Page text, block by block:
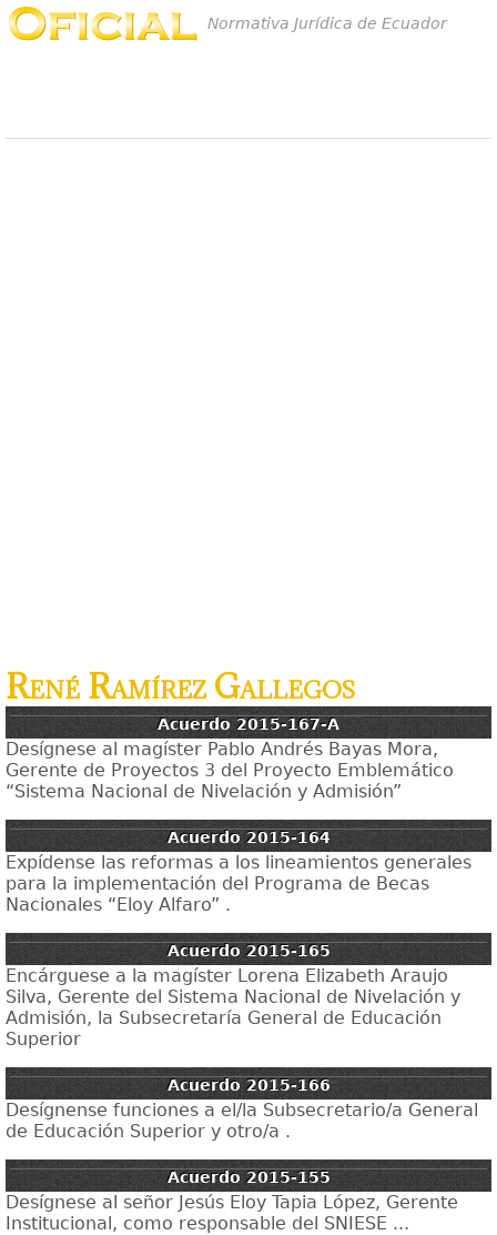
Normativa Jurídica de Ecuador
René Ramírez Gallegos
Acuerdo 2015-167-A
Desígnese al magíster Pablo Andrés Bayas Mora,
Gerente de Proyectos 3 del Proyecto Emblemático
“Sistema Nacional de Nivelación y Admisión”
Acuerdo 2015-164
Expídense las reformas a los lineamientos generales
para la implementación del Programa de Becas
Nacionales “Eloy Alfaro” .
Acuerdo 2015-165
Encárguese a la magíster Lorena Elizabeth Araujo
Silva, Gerente del Sistema Nacional de Nivelación y
Admisión, la Subsecretaría General de Educación
Superior
Acuerdo 2015-166
Desígnense funciones a el/la Subsecretario/a General
de Educación Superior y otro/a .
Acuerdo 2015-155
Desígnese al señor Jesús Eloy Tapia López, Gerente
Institucional, como responsable del SNIESE ...